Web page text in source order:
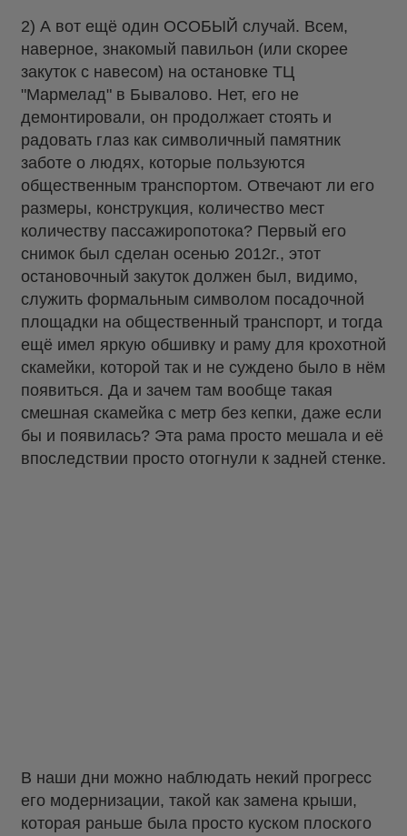
2) А вот ещё один ОСОБЫЙ случай. Всем,
наверное, знакомый павильон (или скорее
закуток с навесом) на остановке ТЦ
"Мармелад" в Бывалово. Нет, его не
демонтировали, он продолжает стоять и
радовать глаз как символичный памятник
заботе о людях, которые пользуются
общественным транспортом. Отвечают ли его
размеры, конструкция, количество мест
количеству пассажиропотока? Первый его
снимок был сделан осенью 2012г., этот
остановочный закуток должен был, видимо,
служить формальным символом посадочной
площадки на общественный транспорт, и тогда
ещё имел яркую обшивку и раму для крохотной
скамейки, которой так и не суждено было в нём
появиться. Да и зачем там вообще такая
смешная скамейка с метр без кепки, даже если
бы и появилась? Эта рама просто мешала и её
впоследствии просто отогнули к задней стенке.
В наши дни можно наблюдать некий прогресс
его модернизации, такой как замена крыши,
которая раньше была просто куском плоского